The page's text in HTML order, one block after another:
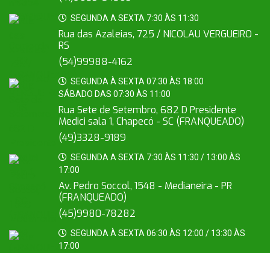
SEGUNDA A SEXTA 7:30 ÀS 11:30
Rua das Azaleias, 725 / NICOLAU VERGUEIRO -
RS
(54)99988-4162
SEGUNDA À SEXTA 07:30 ÀS 18:00
SÁBADO DAS 07:30 ÀS 11:00
Rua Sete de Setembro, 682 D Presidente
Medici sala 1, Chapecó - SC (FRANQUEADO)
(49)3328-9189
SEGUNDA A SEXTA 7:30 ÀS 11:30 / 13:00 ÀS
17:00
Av. Pedro Soccol, 1548 - Medianeira - PR
(FRANQUEADO)
(45)9980-78282
SEGUNDA À SEXTA 06:30 ÀS 12:00 / 13:30 ÀS
17:00